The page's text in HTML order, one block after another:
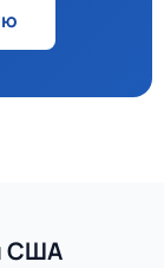
США